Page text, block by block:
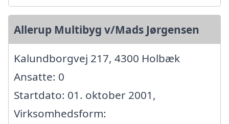
Allerup Multibyg v/Mads Jørgensen
Kalundborgvej 217, 4300 Holbæk
Ansatte: 0
Startdato: 01. oktober 2001,
Virksomhedsform: